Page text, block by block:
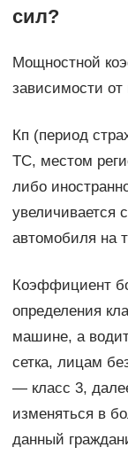
сил?
Мощностной
зависимости
Кп (период
ТС, местом
либо
увеличивается
автомобиля на
Коэффициент
определения
машине, а
сетка, лицам
— класс 3,
изменяться в
данный